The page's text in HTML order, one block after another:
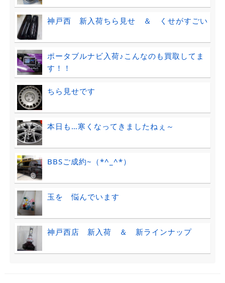
神戸西 新入荷ちら見せ ＆ くせがすごい
ポータブルナビ入荷♪こんなのも買取してま
す！！
ちら見せです
本日も…寒くなってきましたねぇ～
BBSご成約~（*^_^*）
玉を 悩んでいます
神戸西店 新入荷 ＆ 新ラインナップ